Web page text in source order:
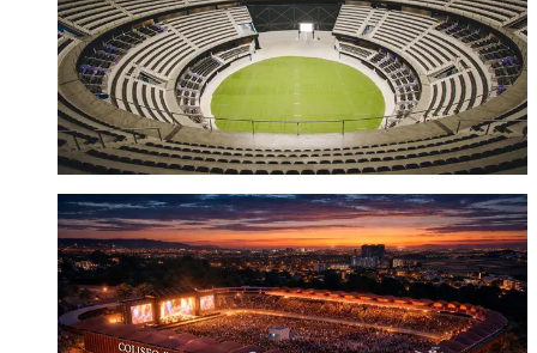
Visitar sitio
COLISEO GNP SEGUROS
Guadalajara, Jalisco
Visitar sitio